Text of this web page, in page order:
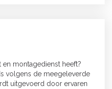
montagedienst heeft?
volgens de meegeleverde
uitgevoerd door ervaren